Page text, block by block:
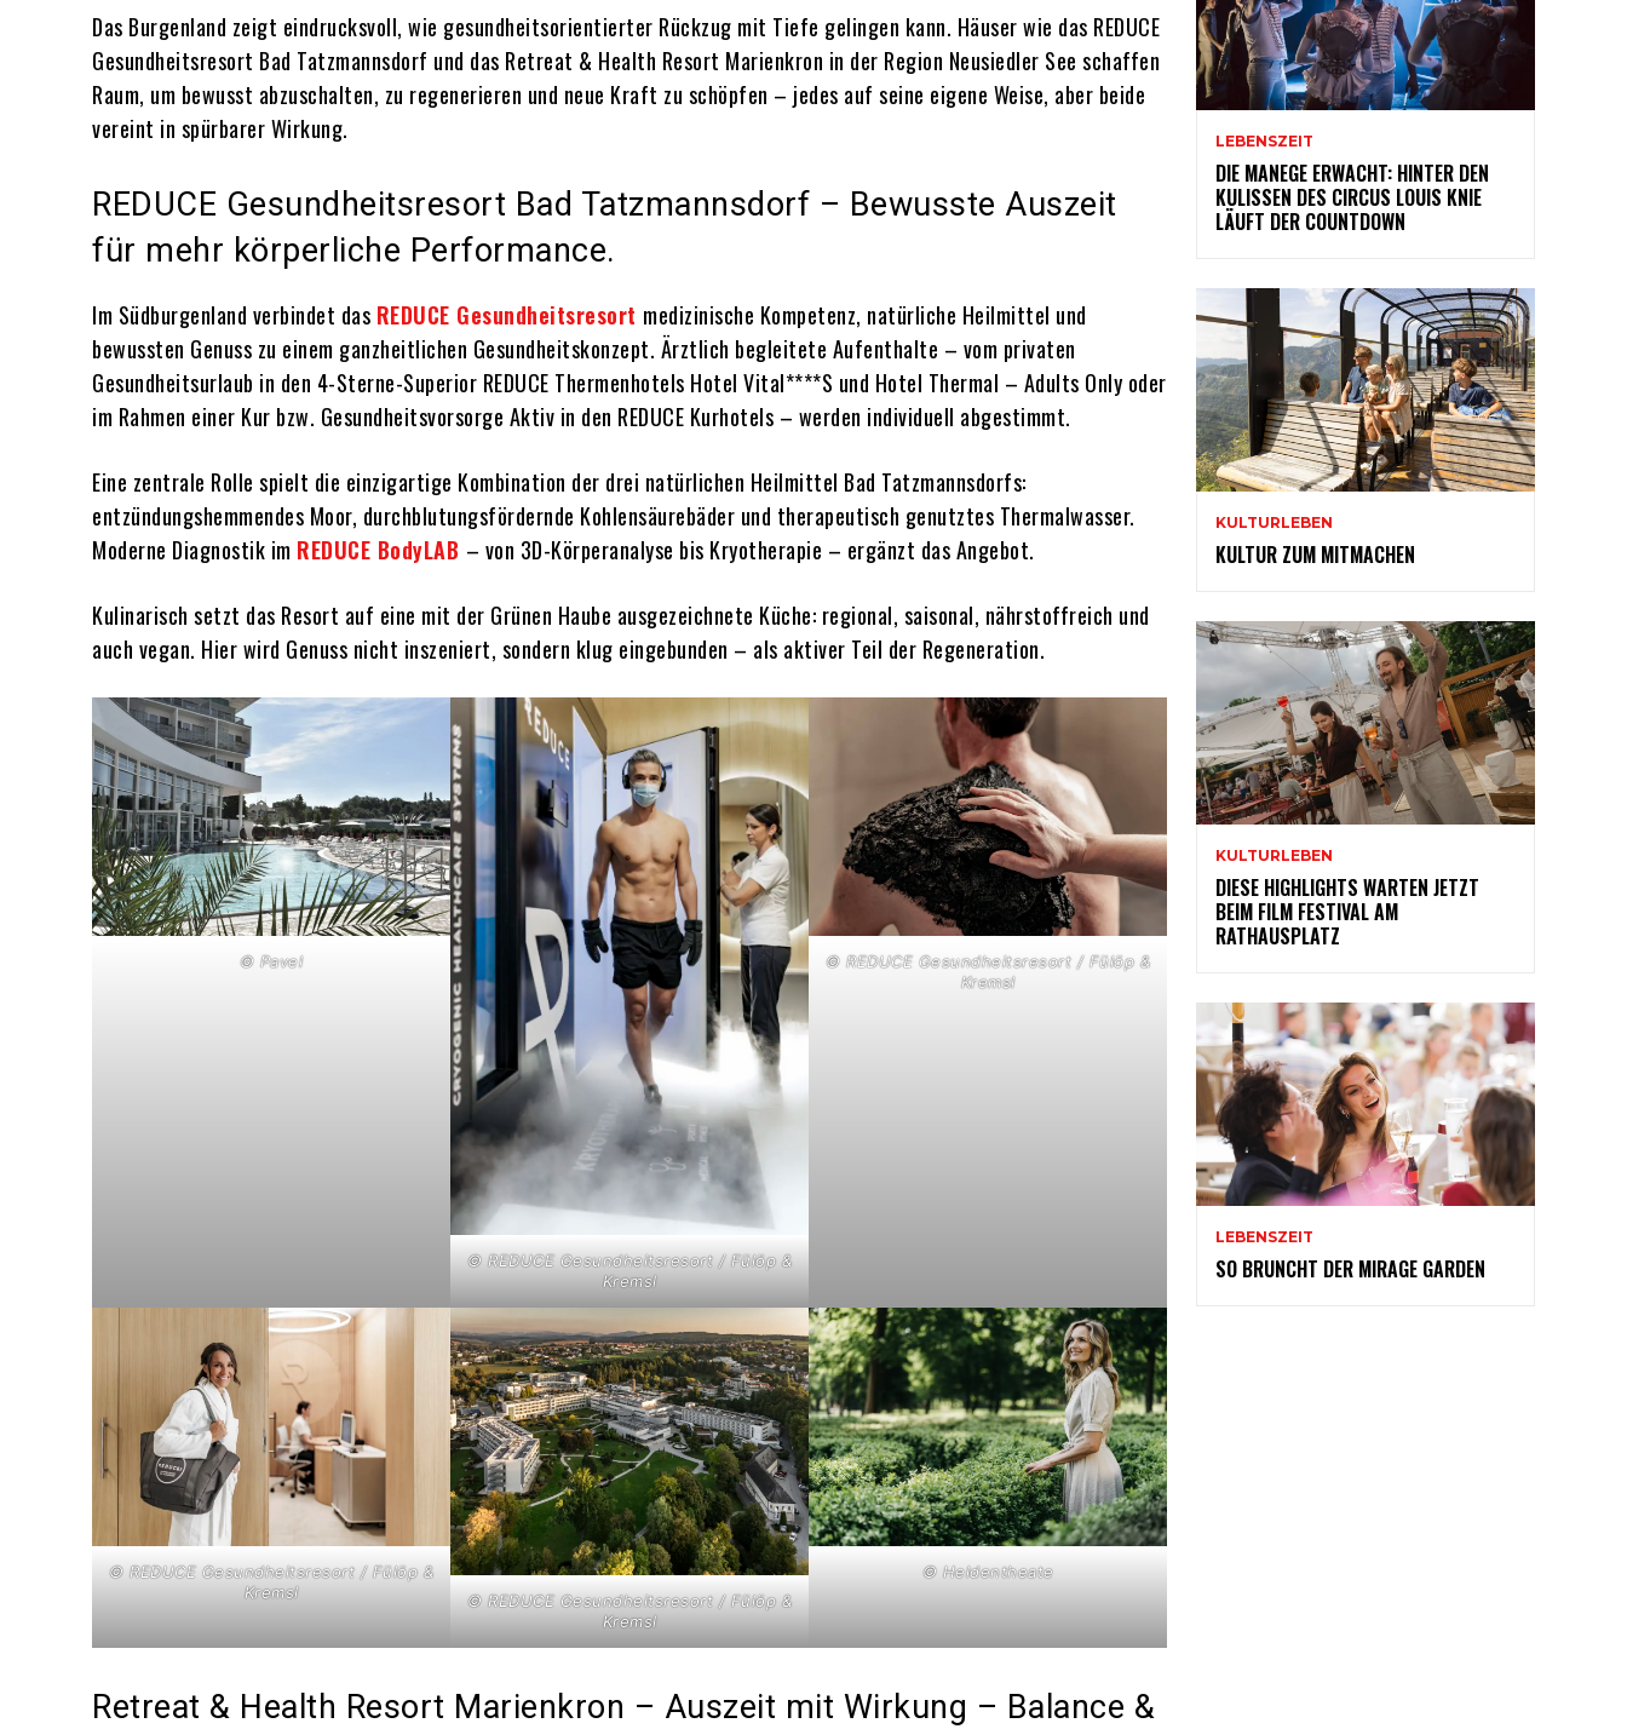
Das Burgenland zeigt eindrucksvoll, wie gesundheitsorientierter Rückzug mit Tiefe gelingen kann. Häuser wie das REDUCE
Gesundheitsresort Bad Tatzmannsdorf und das Retreat & Health Resort Marienkron in der Region Neusiedler See schaffen
Raum, um bewusst abzuschalten, zu regenerieren und neue Kraft zu schöpfen – jedes auf seine eigene Weise, aber beide
vereint in spürbarer Wirkung.
REDUCE Gesundheitsresort Bad Tatzmannsdorf – Bewusste Auszeit
für mehr körperliche Performance.
Im Südburgenland verbindet das REDUCE Gesundheitsresort medizinische Kompetenz, natürliche Heilmittel und
bewussten Genuss zu einem ganzheitlichen Gesundheitskonzept. Ärztlich begleitete Aufenthalte – vom privaten
Gesundheitsurlaub in den 4-Sterne-Superior REDUCE Thermenhotels Hotel Vital****S und Hotel Thermal – Adults Only oder
im Rahmen einer Kur bzw. Gesundheitsvorsorge Aktiv in den REDUCE Kurhotels – werden individuell abgestimmt.
Eine zentrale Rolle spielt die einzigartige Kombination der drei natürlichen Heilmittel Bad Tatzmannsdorfs:
entzündungshemmendes Moor, durchblutungsfördernde Kohlensäurebäder und therapeutisch genutztes Thermalwasser.
Moderne Diagnostik im REDUCE BodyLAB – von 3D-Körperanalyse bis Kryotherapie – ergänzt das Angebot.
Kulinarisch setzt das Resort auf eine mit der Grünen Haube ausgezeichnete Küche: regional, saisonal, nährstoffreich und
auch vegan. Hier wird Genuss nicht inszeniert, sondern klug eingebunden – als aktiver Teil der Regeneration.
© Pavel
© REDUCE Gesundheitsresort / Fülöp &
Kremsl
© REDUCE Gesundheitsresort / Fülöp &
Kremsl
© REDUCE Gesundheitsresort / Fülöp &
Kremsl
© REDUCE Gesundheitsresort / Fülöp &
Kremsl
© Heldentheate
Retreat & Health Resort Marienkron – Auszeit mit Wirkung – Balance &
LEBENSZEIT
DIE MANEGE ERWACHT: HINTER DEN
KULISSEN DES CIRCUS LOUIS KNIE
LÄUFT DER COUNTDOWN
KULTURLEBEN
KULTUR ZUM MITMACHEN
KULTURLEBEN
DIESE HIGHLIGHTS WARTEN JETZT
BEIM FILM FESTIVAL AM
RATHAUSPLATZ
LEBENSZEIT
SO BRUNCHT DER MIRAGE GARDEN